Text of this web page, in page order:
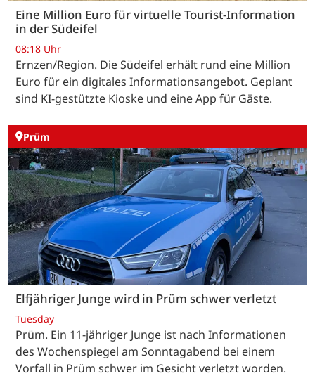
Eine Million Euro für virtuelle Tourist-Information
in der Südeifel
08:18 Uhr
Ernzen/Region. Die Südeifel erhält rund eine Million
Euro für ein digitales Informationsangebot. Geplant
sind KI-gestützte Kioske und eine App für Gäste.
Prüm
Elfjähriger Junge wird in Prüm schwer verletzt
Tuesday
Prüm. Ein 11-jähriger Junge ist nach Informationen
des Wochenspiegel am Sonntagabend bei einem
Vorfall in Prüm schwer im Gesicht verletzt worden.